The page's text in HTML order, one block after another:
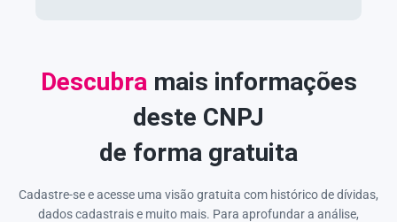
Descubra mais informações
deste CNPJ
de forma gratuita
Cadastre-se e acesse uma visão gratuita com histórico de dívidas,
dados cadastrais e muito mais. Para aprofundar a análise,